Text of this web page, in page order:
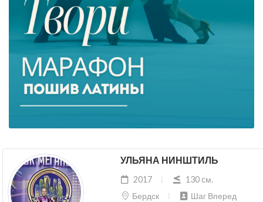
УЛЬЯНА НИНШТИЛЬ
2017
130 cм.
Бердск
Шаг Вперед